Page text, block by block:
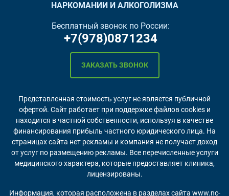
НАРКОМАНИИ И АЛКОГОЛИЗМА
Бесплатный звонок по России:
+7(978)0871234
ЗАКАЗАТЬ ЗВОНОК
Представленная стоимость услуг не является публичной
офертой. Сайт работает при поддержке файлов cookies и
находится в частной собственности, используя в качестве
финансирования прибыль частного юридического лица. На
страницах сайта нет рекламы и компания не получает доход
от услуг по размещению рекламы. Все перечисленные услуги
медицинского характера, которые предоставляет клиника,
лицензированы.
Информация, которая расположена в разделах сайта www.nc-